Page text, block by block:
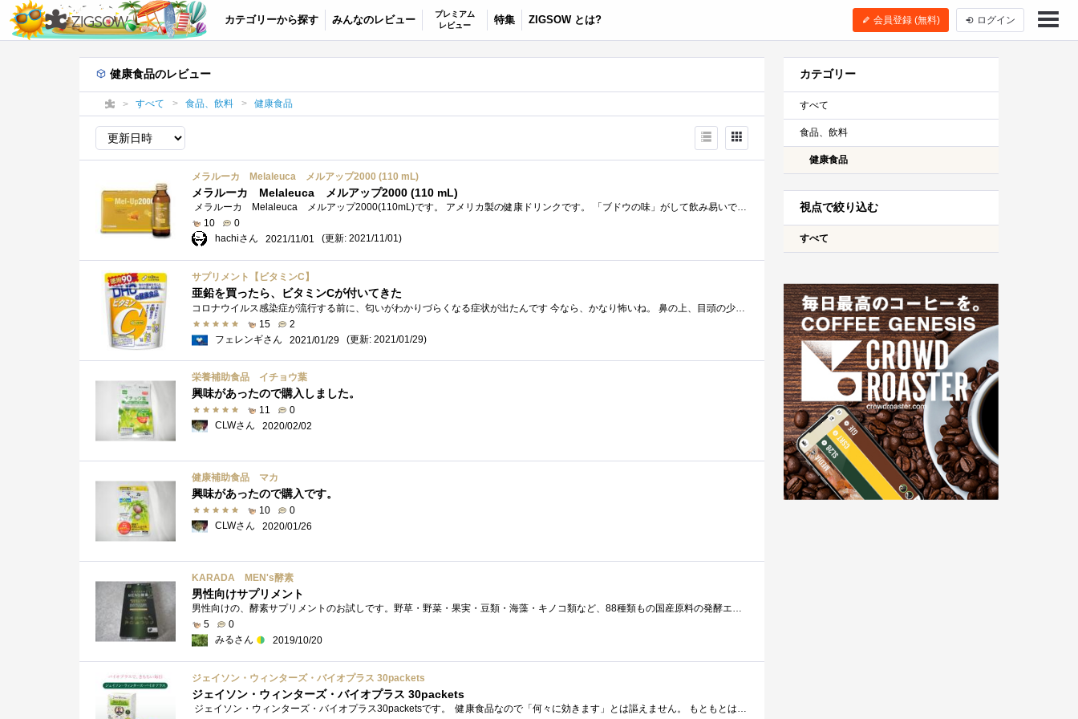
カテゴリーから探す みんなのレビュー
プレミアム
レビュー
特集 ZIGSOW とは? 会員登録 (無料) ログイン
健康食品のレビュー
すべて 食品、飲料 健康食品
メラルーカ Melaleuca メルアップ2000 (110 mL)
メラルーカ Melaleuca メルアップ2000 (110 mL)
メラルーカ Melaleuca メルアップ2000(110mL)です。 アメリカ製の健康ドリンクです。 「ブドウの味」がして飲み易いです。
10
0
hachiさん
2021/11/01 (更新: 2021/11/01)
サプリメント【ビタミンC】
亜鉛を買ったら、ビタミンCが付いてきた
コロナウイルス感染症が流行する前に、匂いがわかりづらくなる症状が出たんです 今なら、かなり怖いね。 鼻の上、目頭の少し下のあたりに、�...
15
2
フェレンギさん
2021/01/29 (更新: 2021/01/29)
栄養補助食品 イチョウ葉
興味があったので購入しました。
11
0
CLWさん
2020/02/02
健康補助食品 マカ
興味があったので購入です。
10
0
CLWさん
2020/01/26
KARADA MEN's酵素
男性向けサプリメント
男性向けの、酵素サプリメントのお試しです。野草・野菜・果実・豆類・海藻・キノコ類など、88種類もの国産原料の発酵エキスを使用しているそ...
5
0
みるさん
2019/10/20
ジェイソン・ウィンターズ・バイオプラス 30packets
ジェイソン・ウィンターズ・バイオプラス 30packets
ジェイソン・ウィンターズ・バイオプラス30packetsです。 健康食品なので「何々に効きます」とは謳えません。 もともとは、自社製のハーブテ...
カテゴリー
すべて
食品、飲料
健康食品
視点で絞り込む
すべて